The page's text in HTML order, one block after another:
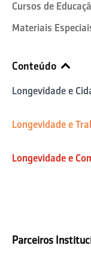
Cursos de
Materiais
Conteúdo
Longevidade e
Longevidade e
Longevidade e
Parceiros